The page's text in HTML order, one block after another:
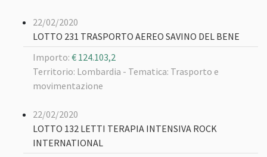
22/02/2020
LOTTO 231 TRASPORTO AEREO SAVINO DEL BENE
Importo: € 124.103,2
Territorio: Lombardia - Tematica: Trasporto e
movimentazione
22/02/2020
LOTTO 132 LETTI TERAPIA INTENSIVA ROCK
INTERNATIONAL